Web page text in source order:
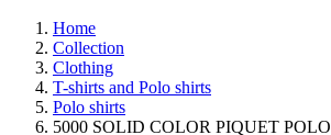
Home
Collection
Clothing
T-shirts and Polo shirts
Polo shirts
5000 SOLID COLOR PIQUET POLO